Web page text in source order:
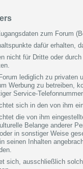
zum Forum
dafür erhalten,
nicht für Dritte oder
lediglich zu privaten
Werbung zu betreiben,
Service-
sich in den von ihm
die von ihm
Belange anderer
in sonstiger Weise
seinen Inhalten
sich, ausschließlich